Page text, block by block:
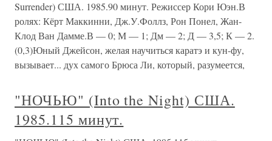
Surrender) США. 1985.90 минут. Режиссер Кори Юэн.В
ролях: Кёрт Маккинни, Дж.У.Фоллз, Рон Понел, Жан-
Клод Ван Дамме.В — 0; М — 1; Дм — 2; Д — 3,5; К — 2.
(0,3)Юный Джейсон, желая научиться каратэ и кун-фу,
вызывает... дух самого Брюса Ли, который, разумеется,
"НОЧЬЮ" (Into the Night) США.
1985.115 минут.